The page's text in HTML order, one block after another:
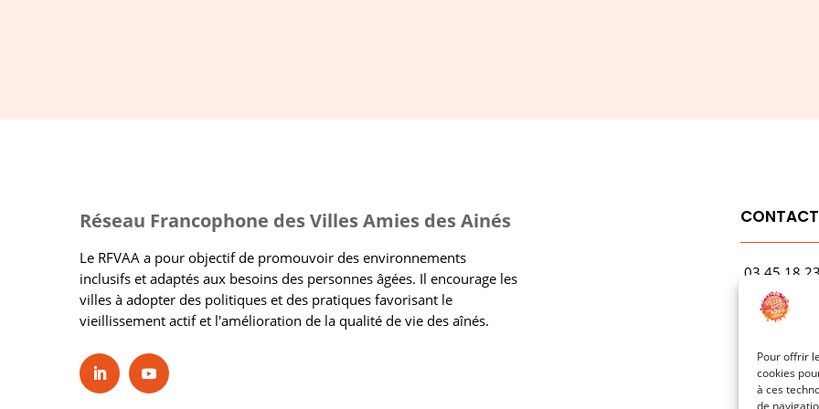
Pour offrir
cookies
à ces
de
Réseau Francophone des Villes Amies des Ainés
Le RFVAA a pour objectif de promouvoir des environnements
inclusifs et adaptés aux besoins des personnes âgées. Il encourage les
villes à adopter des politiques et des pratiques favorisant le
vieillissement actif et l'amélioration de la qualité de vie des aînés.
CONTACT
1 Avenue